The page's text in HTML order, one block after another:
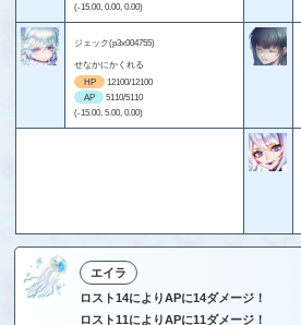
(-15.00, 0.00, 0.00)
ジェック(p3x004755)
せなかにかくれる
HP
12100/12100
AP
5110/5110
(-15.00, 5.00, 0.00)
エイラ
ロスト14によりAPに14ダメージ！
ロスト11によりAPに11ダメージ！